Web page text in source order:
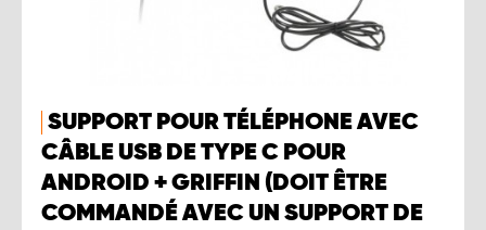
SUPPORT POUR TÉLÉPHONE AVEC
CÂBLE USB DE TYPE C POUR
ANDROID + GRIFFIN (DOIT ÊTRE
COMMANDÉ AVEC UN SUPPORT DE